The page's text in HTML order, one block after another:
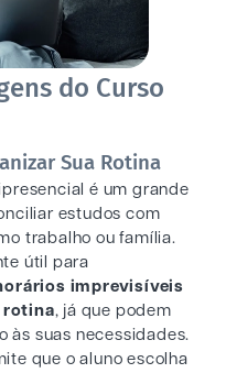
do Curso
Sua Rotina
é um grande
estudos com
trabalho ou família.
útil para
imprevisíveis
rotina, já que podem
às suas necessidades.
que o aluno escolha